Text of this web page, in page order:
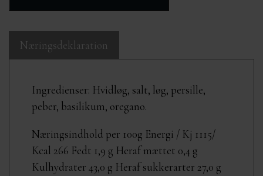
Næringsdeklaration
Ingredienser: Hvidløg, salt, løg, persille,
peber, basilikum, oregano.
Næringsindhold per 100g Energi / Kj 1115/
Kcal 266 Fedt 1,9 g Heraf mættet 0,4 g
Kulhydrater 43,0 g Heraf sukkerarter 27,0 g